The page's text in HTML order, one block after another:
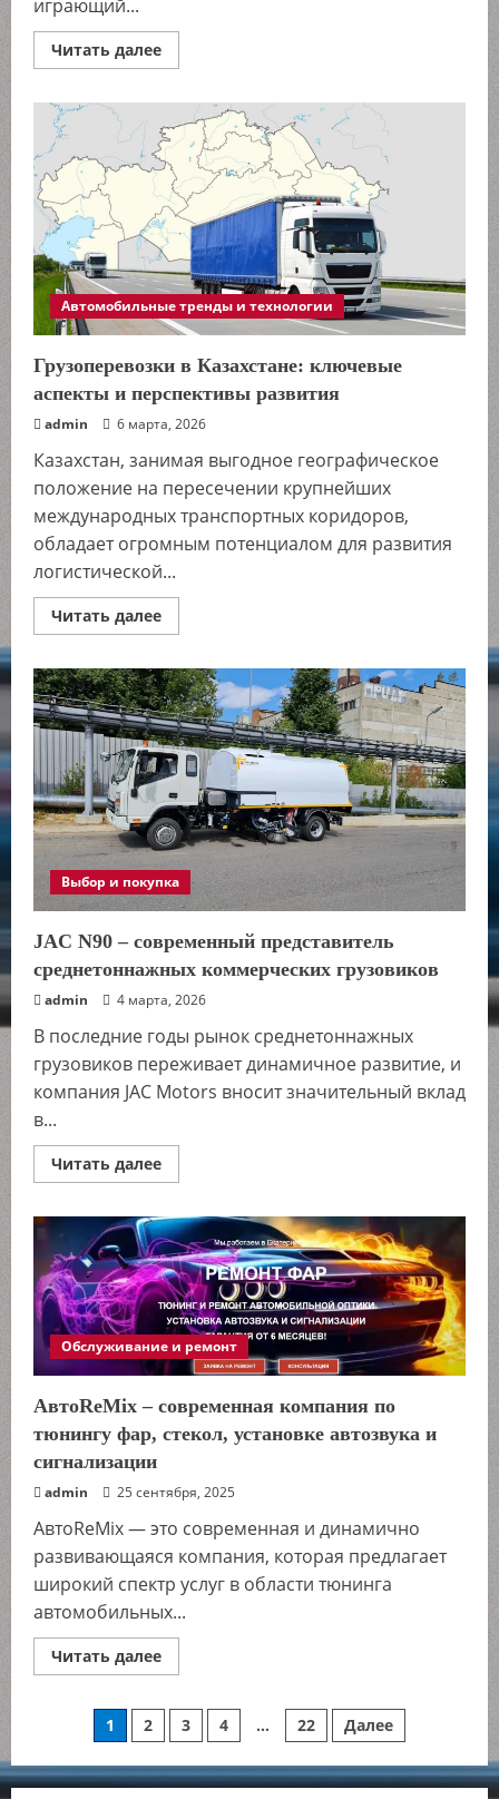
играющий...
Читать далееПрочитать
больше
логистика
в
Казахстане:
основа
транзита
и
национального
развития
Автомобильные тренды и технологии
Грузоперевозки в Казахстане: ключевые
аспекты и перспективы развития
admin 6 марта, 2026
Казахстан, занимая выгодное географическое
положение на пересечении крупнейших
международных транспортных коридоров,
обладает огромным потенциалом для развития
логистической...
Читать далееПрочитать
больше
в
Казахстане:
ключевые
аспекты
и
перспективы
развития
Выбор и покупка
JAC N90 – современный представитель
среднетоннажных коммерческих грузовиков
admin 4 марта, 2026
В последние годы рынок среднетоннажных
грузовиков переживает динамичное развитие, и
компания JAC Motors вносит значительный вклад
в...
Читать далееПрочитать
больше
N90
–
современный
представитель
среднетоннажных
коммерческих
грузовиков
Обслуживание и ремонт
АвтоReMix – современная компания по
тюнингу фар, стекол, установке автозвука и
сигнализации
admin 25 сентября, 2025
АвтоReMix — это современная и динамично
развивающаяся компания, которая предлагает
широкий спектр услуг в области тюнинга
автомобильных...
Читать далееПрочитать
больше
современная
компания
по
тюнингу
Пагинация
записей
1 2 3 4 … 22 Далее